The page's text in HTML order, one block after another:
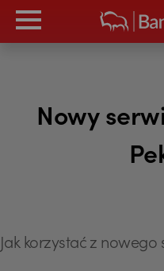
Nowy
Jak korzystać z nowego